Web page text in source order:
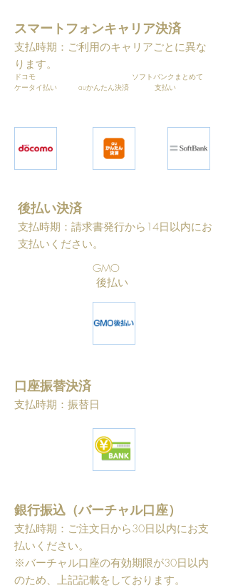
スマートフォンキャリア決済
支払時期：ご利用のキャリアごとに異な
ります。
ドコモ ソフトバンクまとめて
ケータイ払い auかんたん決済 支払い
後払い決済
支払時期：請求書発行から14日以内にお
支払いください。
GMO
後払い
口座振替決済
支払時期：振替日
銀行振込（バーチャル口座）
支払時期：ご注文日から30日以内にお支
払いください。
※バーチャル口座の有効期限が30日以内
のため、上記記載をしております。